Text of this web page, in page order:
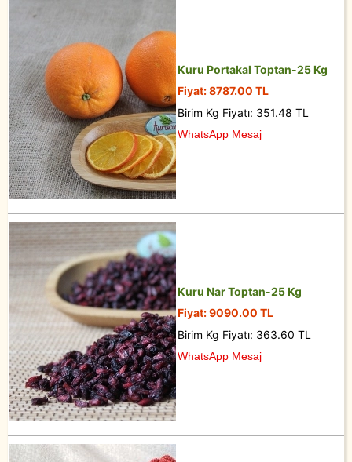
Kuru Portakal Toptan-25 Kg
Fiyat: 8787.00 TL
Birim Kg Fiyatı: 351.48 TL
WhatsApp Mesaj
Kuru Nar Toptan-25 Kg
Fiyat: 9090.00 TL
Birim Kg Fiyatı: 363.60 TL
WhatsApp Mesaj